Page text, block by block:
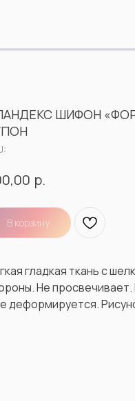
ШИФОН
р.
В корзину
гладкая ткань с
Не
деформируется.